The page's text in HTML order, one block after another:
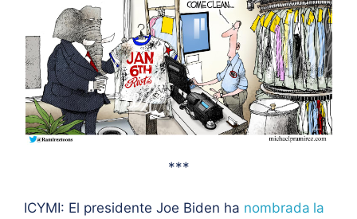
***
ICYMI: El presidente Joe Biden ha nombrada la